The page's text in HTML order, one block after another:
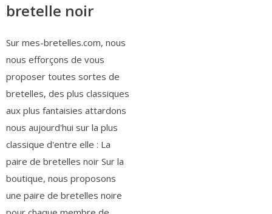
bretelle noir
Sur mes-bretelles.com, nous
nous efforçons de vous
proposer toutes sortes de
bretelles, des plus classiques
aux plus fantaisies attardons
nous aujourd'hui sur la plus
classique d'entre elle : La
paire de bretelles noir Sur la
boutique, nous proposons
une paire de bretelles noire